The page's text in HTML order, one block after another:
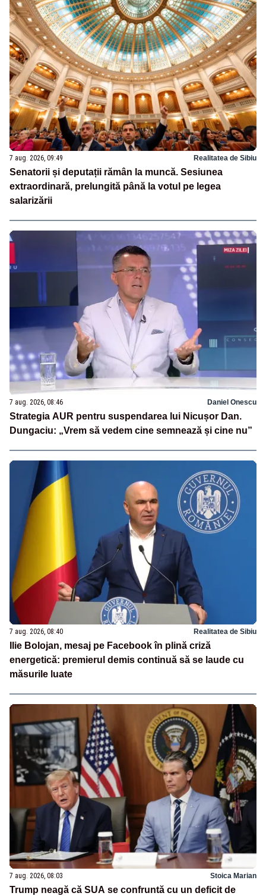
7 aug. 2026, 09:49 Realitatea de Sibiu
Senatorii și deputații rămân la muncă. Sesiunea
extraordinară, prelungită până la votul pe legea
salarizării
7 aug. 2026, 08:46 Daniel Onescu
Strategia AUR pentru suspendarea lui Nicușor Dan.
Dungaciu: „Vrem să vedem cine semnează și cine nu”
7 aug. 2026, 08:40 Realitatea de Sibiu
Ilie Bolojan, mesaj pe Facebook în plină criză
energetică: premierul demis continuă să se laude cu
măsurile luate
7 aug. 2026, 08:03 Stoica Marian
Trump neagă că SUA se confruntă cu un deficit de